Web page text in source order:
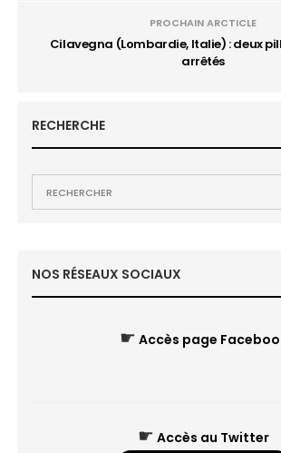
PROCHAIN ARCTICLE
Cilavegna (Lombardie, Italie) : deux
arrêtés
RECHERCHE
NOS RÉSEAUX SOCIAUX
☛ Accès page
☛ Accès au Twitter